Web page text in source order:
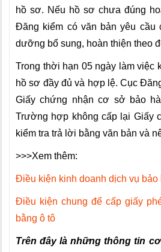
hồ sơ. Nếu hồ sơ chưa đúng
Đăng kiểm có văn bản yêu cầu
dưỡng bổ sung, hoàn thiện theo
Trong thời hạn 05 ngày làm việc
hồ sơ đầy đủ và hợp lệ. Cục
Giấy chứng nhận cơ sở bảo
Trường hợp không cấp lại Giấy
kiểm tra trả lời bằng văn bản và
>>>Xem thêm:
Điều kiện kinh doanh dịch vụ
Điều kiện chung để cấp giấy
bằng ô tô
Trên đây là những thông tin